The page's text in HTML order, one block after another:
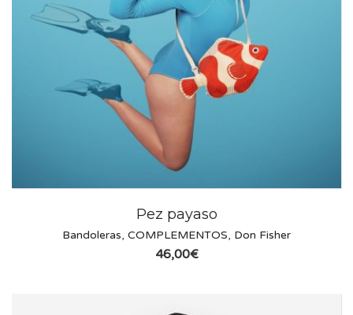
Pez payaso
Bandoleras, COMPLEMENTOS, Don Fisher
46,00€